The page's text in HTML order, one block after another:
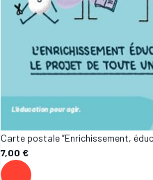
Carte postale ”Enrichissement,
7,00 €